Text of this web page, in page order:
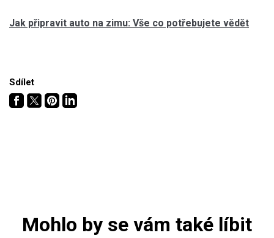
Jak připravit auto na zimu: Vše co potřebujete vědět
Sdílet
Mohlo by se vám také líbit